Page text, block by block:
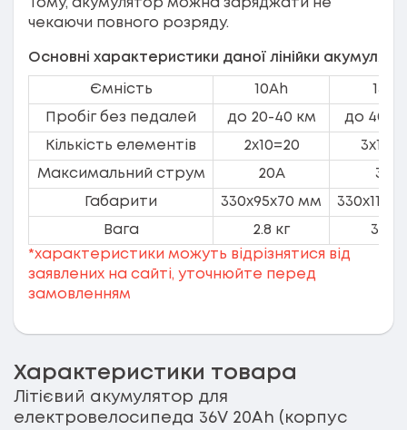
Тому, акумулятор можна заряджати не
чекаючи повного розряду.
Основні характеристики даної лінійки
Ємність 10Ah 15Ah
Пробіг без педалей до 20-40 км до 40-
Кількість елементів 2х10=20
Максимальний струм 20A 30A
Габарити 330x95x70 мм
Вага 2.8 кг
3.3 кг
*характеристики можуть відрізнятися від
заявлених на сайті, уточнюйте перед
замовленням
Характеристики товара
Літієвий акумулятор для
електровелосипеда 36V 20Ah (корпус